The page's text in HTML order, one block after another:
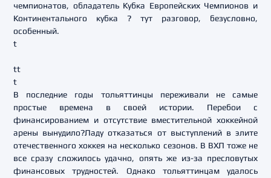
чемпионатов, обладатель Кубка Европейских Чемпионов и
Континентального кубка ? тут разговор, безусловно,
особенный.
t
tt
t
В последние годы тольяттинцы переживали не самые
простые времена в своей истории. Перебои с
финансированием и отсутствие вместительной хоккейной
арены вынудило?Ладу отказаться от выступлений в элите
отечественного хоккея на несколько сезонов. В ВХЛ тоже не
все сразу сложилось удачно, опять же из-за пресловутых
финансовых трудностей. Однако тольяттинцам удалось